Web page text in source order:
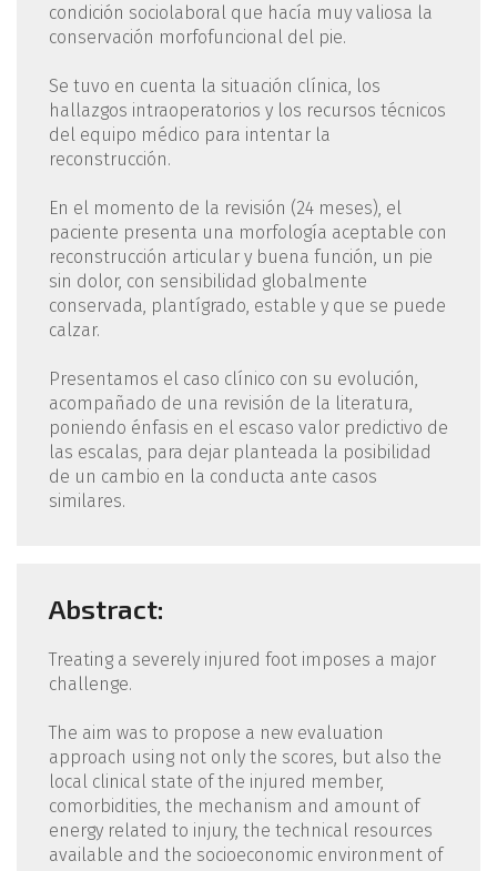
condición sociolaboral que hacía muy valiosa la
conservación morfofuncional del pie.
Se tuvo en cuenta la situación clínica, los
hallazgos intraoperatorios y los recursos técnicos
del equipo médico para intentar la
reconstrucción.
En el momento de la revisión (24 meses), el
paciente presenta una morfología aceptable con
reconstrucción articular y buena función, un pie
sin dolor, con sensibilidad globalmente
conservada, plantígrado, estable y que se puede
calzar.
Presentamos el caso clínico con su evolución,
acompañado de una revisión de la literatura,
poniendo énfasis en el escaso valor predictivo de
las escalas, para dejar planteada la posibilidad
de un cambio en la conducta ante casos
similares.
Abstract:
Treating a severely injured foot imposes a major
challenge.
The aim was to propose a new evaluation
approach using not only the scores, but also the
local clinical state of the injured member,
comorbidities, the mechanism and amount of
energy related to injury, the technical resources
available and the socioeconomic environment of